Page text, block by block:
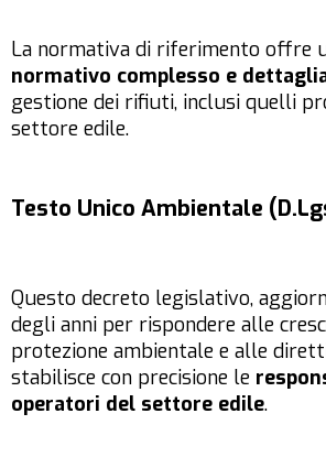
La normativa di riferimento offre
normativo complesso e
gestione dei rifiuti, inclusi quelli
settore edile.
Testo Unico Ambientale
Questo decreto legislativo,
degli anni per rispondere alle
protezione ambientale e alle
stabilisce con precisione le
operatori del settore edile.